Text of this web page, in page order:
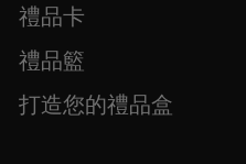
禮品卡
禮品籃
打造您的禮品盒